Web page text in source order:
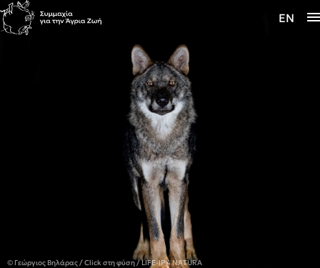
Ενημέρωση
EN
© Γεώργιος Βηλάρας / Click στη φύση / LIFE-IP 4 NATURA